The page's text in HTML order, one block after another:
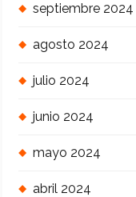
septiembre 2024
agosto 2024
julio 2024
junio 2024
mayo 2024
abril 2024